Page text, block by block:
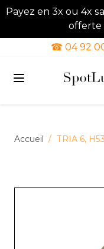
Payez en 3x ou 4x
offerte
☎ 04 92
Accueil / TRIA 6,